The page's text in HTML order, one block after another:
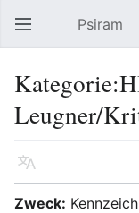
Hauptmenü öffnen Psiram
Leugner/
Sprache
Zweck: